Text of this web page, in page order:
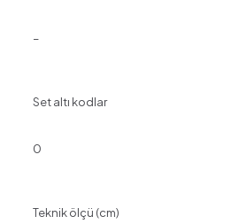
–
Set altı kodlar
0
Teknik ölçü (cm)